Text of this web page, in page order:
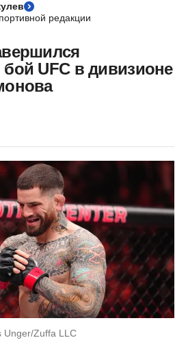
редакции
UFC в дивизионе
Zuffa LLC